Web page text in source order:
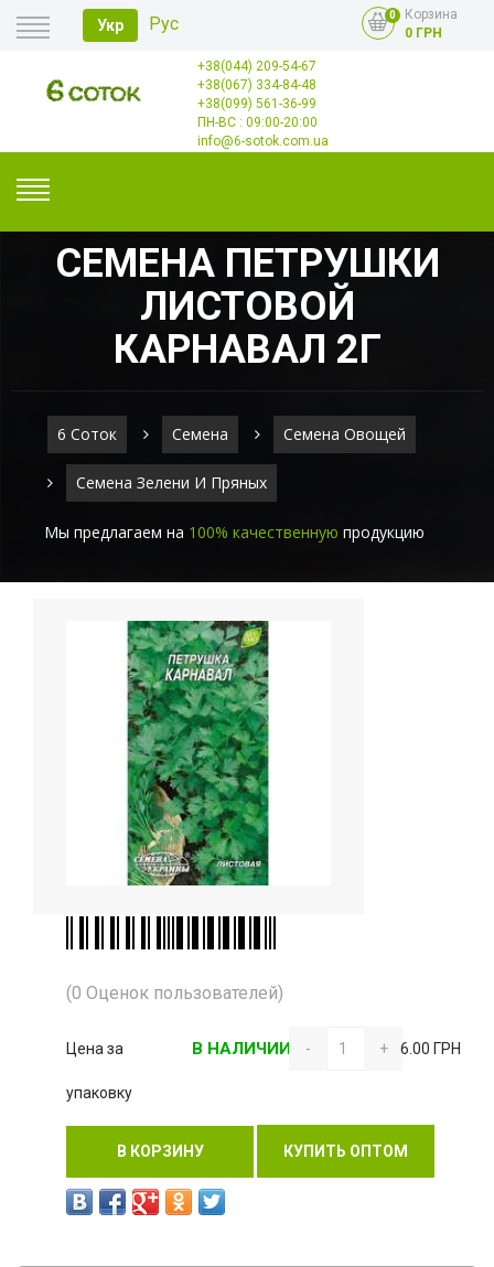
Укр Рус 0
Корзина
0 ГРН
Главная
Оплата
Доставка
+38(044) 209-54-67
+38(067) 334-84-48
+38(099) 561-36-99
ПН-ВС : 09:00-20:00
info@6-sotok.com.ua
СЕМЕНА ПЕТРУШКИ
ЛИСТОВОЙ
КАРНАВАЛ 2Г
6 Соток Семена Семена Овощей
Семена Зелени И Пряных
Мы предлагаем на 100% качественную продукцию
(0 Оценок пользователей)
Цена за
упаковку
В НАЛИЧИИ - + 6.00 ГРН
В КОРЗИНУ КУПИТЬ ОПТОМ